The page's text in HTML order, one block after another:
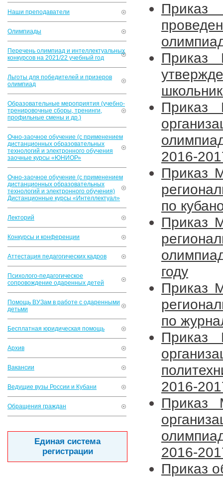
Наши преподаватели
Олимпиады
Перечень олимпиад и интеллектуальных
конкурсов на 2021/22 учебный год
Льготы для победителей и призеров
олимпиад
Образовательные мероприятия (учебно-
тренировочные сборы, тренинги,
профильные смены и др.)
Очно-заочное обучение (с применением
дистанционных образовательных
технологий и электронного обучения
заочные курсы «ЮНИОР»
Очно-заочное обучение (с применением
дистанционных образовательных
технологий и электронного обучения)
Дистанционные курсы «Интеллектуал»
Лекторий
Конкурсы и конференции
Аттестация педагогических кадров
Психолого-педагогическое
сопровождение одаренных детей
Помощь ВУЗам в работе с одаренными
детьми
Бесплатная юридическая помощь
Архив
Вакансии
Ведущие вузы России и Кубани
Обращения граждан
Единая система
регистрации
2016-
Приказ
по
Приказ
году
Приказ
по
2016-
2016-
Приказ